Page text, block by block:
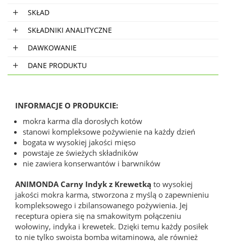
SKŁAD
SKŁADNIKI ANALITYCZNE
DAWKOWANIE
DANE PRODUKTU
INFORMACJE O PRODUKCIE:
mokra karma dla dorosłych kotów
stanowi kompleksowe pożywienie na każdy dzień
bogata w wysokiej jakości mięso
powstaje ze świeżych składników
nie zawiera konserwantów i barwników
ANIMONDA Carny Indyk z Krewetką to wysokiej
jakości mokra karma, stworzona z myślą o zapewnieniu
kompleksowego i zbilansowanego pożywienia. Jej
receptura opiera się na smakowitym połączeniu
wołowiny, indyka i krewetek. Dzięki temu każdy posiłek
to nie tylko swoista bomba witaminowa, ale również